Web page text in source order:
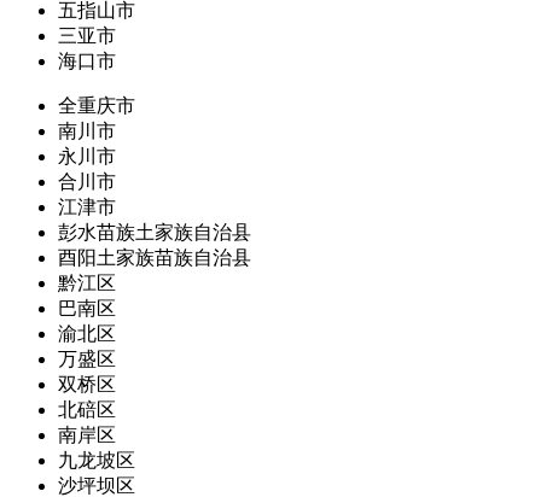
五指山市
三亚市
海口市
全重庆市
南川市
永川市
合川市
江津市
彭水苗族土家族自治县
酉阳土家族苗族自治县
黔江区
巴南区
渝北区
万盛区
双桥区
北碚区
南岸区
九龙坡区
沙坪坝区